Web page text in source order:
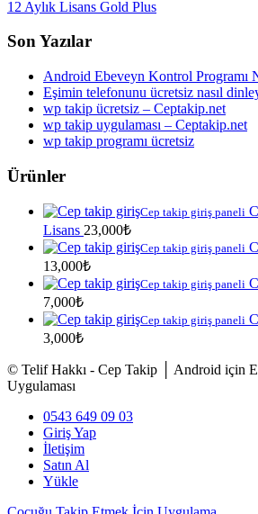
12 Aylık Lisans Gold Plus
Son Yazılar
Android Ebeveyn Kontrol Programı
Eşimin telefonunu ücretsiz nasıl
wp takip ücretsiz – Ceptakip.net
wp takip uygulaması – Ceptakip.net
wp takip programı ücretsiz
Ürünler
Cep takip giriş paneli
Lisans 23,000₺
Cep takip giriş paneli
13,000₺
Cep takip giriş paneli
7,000₺
Cep takip giriş paneli
3,000₺
© Telif Hakkı - Cep Takip │ Android için
Uygulaması
0543 649 09 03
Giriş Yap
İletişim
Satın Al
Yükle